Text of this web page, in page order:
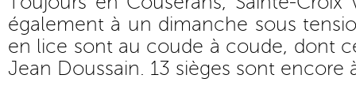
également à un dimanche sous
en lice sont au coude à coude, dont
Jean Doussain. 13 sièges sont encore